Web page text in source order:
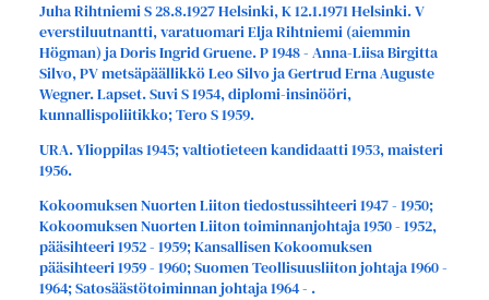
Juha Rihtniemi S 28.8.1927 Helsinki, K 12.1.1971 Helsinki. V
everstiluutnantti, varatuomari Elja Rihtniemi (aiemmin
Högman) ja Doris Ingrid Gruene. P 1948 - Anna-Liisa Birgitta
Silvo, PV metsäpäällikkö Leo Silvo ja Gertrud Erna Auguste
Wegner. Lapset. Suvi S 1954, diplomi-insinööri,
kunnallispoliitikko; Tero S 1959.
URA. Ylioppilas 1945; valtiotieteen kandidaatti 1953, maisteri
1956.
Kokoomuksen Nuorten Liiton tiedostussihteeri 1947 - 1950;
Kokoomuksen Nuorten Liiton toiminnanjohtaja 1950 - 1952,
pääsihteeri 1952 - 1959; Kansallisen Kokoomuksen
pääsihteeri 1959 - 1960; Suomen Teollisuusliiton johtaja 1960 -
1964; Satosäästötoiminnan johtaja 1964 - .